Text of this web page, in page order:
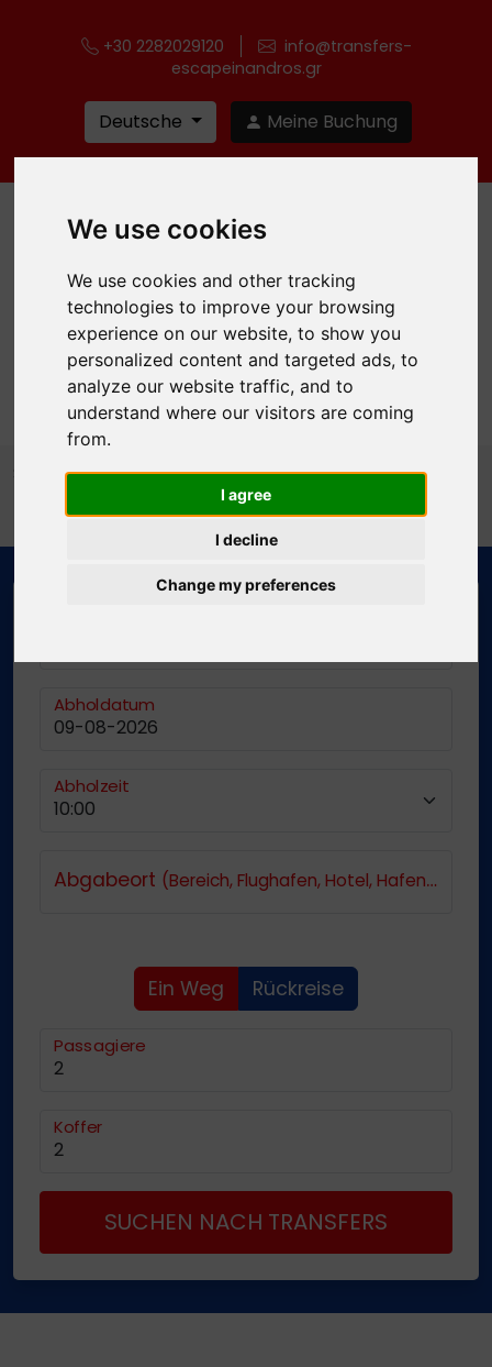
+30 2282029120
info@transfers-
escapeinandros.gr
Deutsche Meine Buchung
MENU
Startseite
Blog
Verborgene Schätze auf Andros die Sie nicht
verpassen sollten
Abholdatum
Abholzeit
Abgabeort (Bereich, Flughafen, Hotel, Hafen usw.)
Ein Weg Rückreise
Passagiere
Koffer
SUCHEN NACH TRANSFERS
We use cookies
We use cookies and other tracking
technologies to improve your browsing
experience on our website, to show you
personalized content and targeted ads, to
analyze our website traffic, and to
understand where our visitors are coming
from.
I agree
I decline
Change my preferences